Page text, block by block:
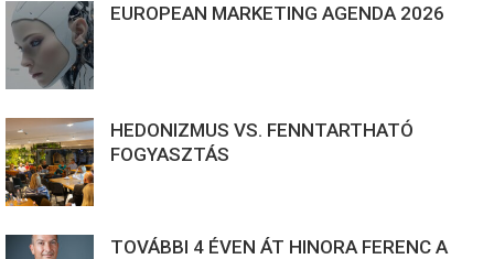
EUROPEAN MARKETING AGENDA 2026
HEDONIZMUS VS. FENNTARTHATÓ
FOGYASZTÁS
TOVÁBBI 4 ÉVEN ÁT HINORA FERENC A